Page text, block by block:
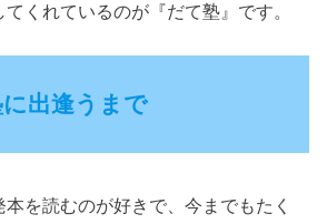
くれているのが『だて塾』です。
出逢うまで
を読むのが好きで、今までもたく